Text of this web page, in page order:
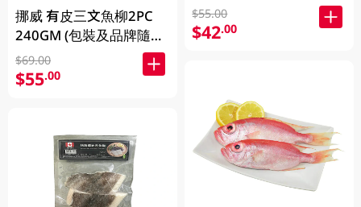
挪威 有皮三文魚柳2PC
240GM (包裝及品牌隨機
發放)
$69.00
$55.00
$55.00
$42.00